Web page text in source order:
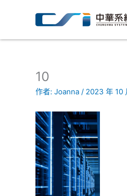
要
10
作者: Joanna / 2023 年 10